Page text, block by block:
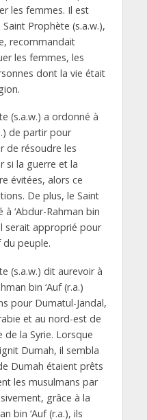
les femmes. Il est
Prophète (s.a.w.),
recommandait
les femmes, les
dont la vie était
(s.a.w.) a ordonné à
de partir pour
de résoudre les
si la guerre et la
évitées, alors ce
De plus, le Saint
‘Abdur-Rahman bin
serait approprié pour
du peuple.
(s.a.w.) dit aurevoir à
bin ‘Auf (r.a.)
pour Dumatul-Jandal,
et au nord-est de
la Syrie. Lorsque
Dumah, il sembla
Dumah étaient prêts
les musulmans par
grâce à la
bin ‘Auf (r.a.), ils